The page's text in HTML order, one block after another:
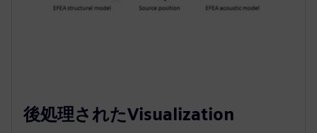
後処理されたVisualization